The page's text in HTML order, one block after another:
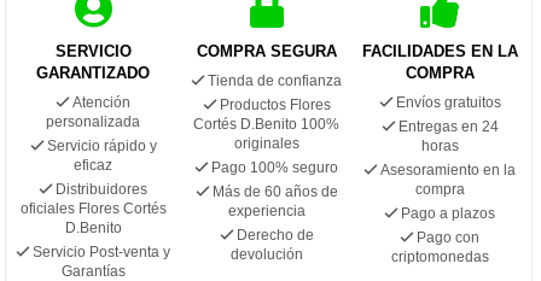
SERVICIO
GARANTIZADO
Atención
personalizada
Servicio rápido y
eficaz
Distribuidores
oficiales Flores Cortés
D.Benito
Servicio Post-venta y
Garantías
COMPRA SEGURA
Tienda de confianza
Productos Flores
Cortés D.Benito 100%
originales
Pago 100% seguro
Más de 60 años de
experiencia
Derecho de
devolución
FACILIDADES EN LA
COMPRA
Envíos gratuitos
Entregas en 24
horas
Asesoramiento en la
compra
Pago a plazos
Pago con
criptomonedas